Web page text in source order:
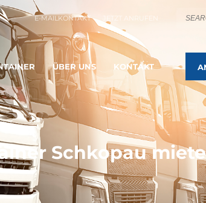
E-MAILKONTAKT JETZT ANRUFEN
ÜBER UNS KONTAKT
Schkopau